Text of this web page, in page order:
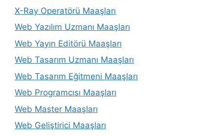
X-Ray Operatörü Maaşları
Web Yazılım Uzmanı Maaşları
Web Yayın Editörü Maaşları
Web Tasarım Uzmanı Maaşları
Web Tasarım Eğitmeni Maaşları
Web Programcısı Maaşları
Web Master Maaşları
Web Geliştirici Maaşları